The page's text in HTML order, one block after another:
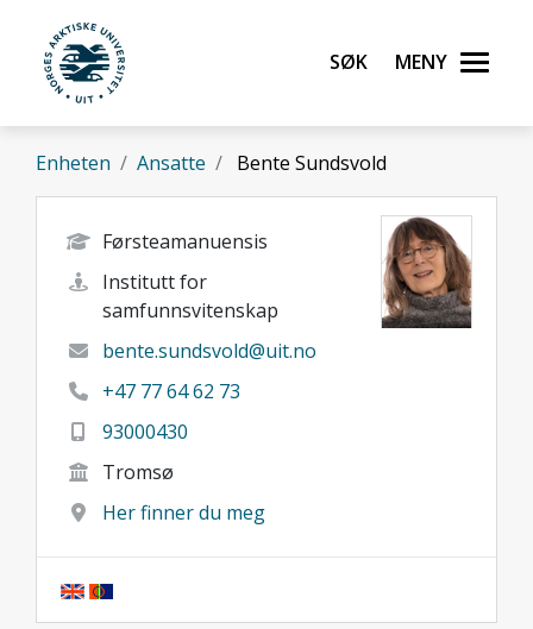
Gå til hovedinnhold
UiT Norges arktiske universitet
Søk Meny
Enheten Ansatte Bente Sundsvold
Førsteamanuensis
Institutt for
samfunnsvitenskap
bente.sundsvold@uit.no
+47 77 64 62 73
93000430
Tromsø
Her finner du meg